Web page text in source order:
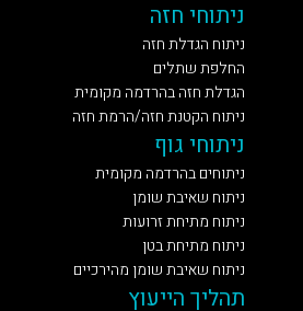
ניתוחי חזה
ניתוח הגדלת חזה
החלפת שתלים
הגדלת חזה בהרדמה מקומית
ניתוח הקטנת חזה/הרמת חזה
ניתוחי גוף
ניתוחים בהרדמה מקומית
ניתוח שאיבת שומן
ניתוח מתיחת זרועות
ניתוח מתיחת בטן
ניתוח שאיבת שומן מהירכיים
תהליך הייעוץ